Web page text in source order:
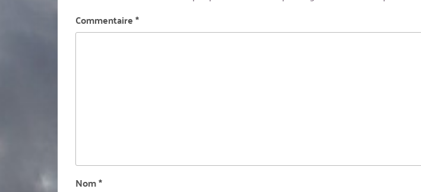
Commentaire*
Nom*